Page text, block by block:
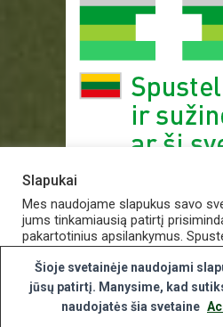
Valstybinė vaistų kontrolės tarnyba
prie Lietuvos Respublikos
vvkt@vvkt.lt |www.vvkt.lt
Studentų g. 45A,Vilnius
Tel. +370 52 639264
Slapukai
Mes naudojame slapukus savo
jums tinkamiausią patirtį
pakartotinius apsilankymus.
sutinkate naudoti VISUS slapukus.
Slapukų nustatymai Sutinku
Šioje svetainėje naudojami
jūsų patirtį. Manysime, kad
naudojatės šia svetaine